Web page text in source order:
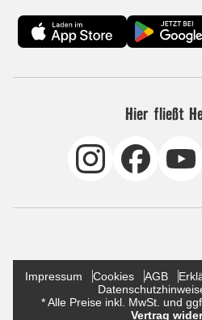
Hier fließt
Impressum Cookies AGB
* Alle Preise inkl. MwSt. und
Vertrag